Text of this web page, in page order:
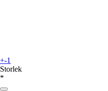
+-1
Storlek
*